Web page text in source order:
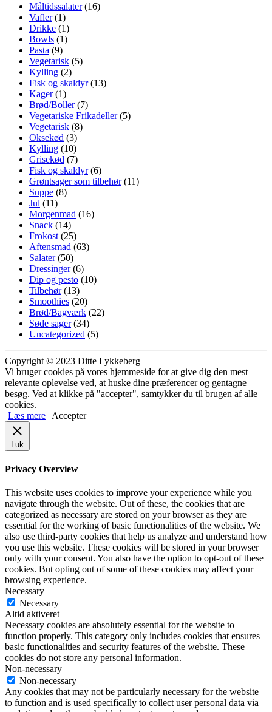
Måltidssalater(16)
Vafler(1)
Drikke (1)
Bowls (1)
Pasta (9)
Vegetarisk (5)
Kylling (2)
Fisk og skaldyr(13)
Kager(1)
Brød/Boller(7)
Vegetariske Frikadeller(5)
Vegetarisk (8)
Oksekød (3)
Kylling (10)
Grisekød (7)
Fisk og skaldyr(6)
Grøntsager som tilbehør(11)
Suppe (8)
Jul (11)
Morgenmad (16)
Snack (14)
Frokost (25)
Aftensmad (63)
Salater(50)
Dressinger(6)
Dip og pesto (10)
Tilbehør(13)
Smoothies (20)
Brød/Bagværk (22)
Søde sager(34)
Uncategorized (5)
Copyright © 2023 Ditte Lykkeberg
Vi bruger cookies på vores hjemmeside for at give dig den mest
relevante oplevelse ved, at huske dine præferencer og gentagne
besøg. Ved at klikke på "accepter", samtykker du til brugen af alle
cookies.
Læs mere
Accepter
Luk
Privacy Overview
This website uses cookies to improve your experience while you
navigate through the website. Out of these, the cookies that are
categorized as necessary are stored on your browser as they are
essential for the working of basic functionalities of the website. We
also use third-party cookies that help us analyze and understand how
you use this website. These cookies will be stored in your browser
only with your consent. You also have the option to opt-out of these
cookies. But opting out of some of these cookies may affect your
browsing experience.
Necessary
Necessary
Altid aktiveret
Necessary cookies are absolutely essential for the website to
function properly. This category only includes cookies that ensures
basic functionalities and security features of the website. These
cookies do not store any personal information.
Non-necessary
Non-necessary
Any cookies that may not be particularly necessary for the website
to function and is used specifically to collect user personal data via